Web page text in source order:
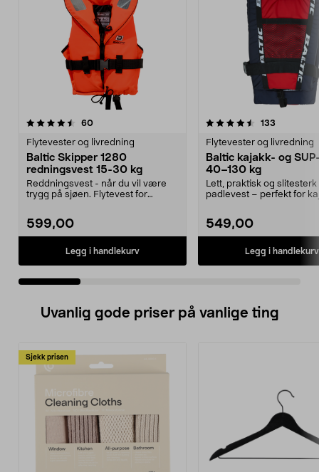
60anmeldelser
Flytevester og livredning
Baltic Skipper 1280
redningsvest 15-30 kg
Reddningsvest - når du vil være
trygg på sjøen. Flytevest for
599,00
Legg i handlekurv
4.5 av 5 stjerner 133
Flytevester og livredning
Baltic kajakk- og
40–130 kg
Lett, praktisk og slitesterk
padlevest – perfekt for
549,00
Legg i handlekurv
5.0 av 5 stjerner
Uvanlig gode priser på vanlige ting
Sjekk prisen